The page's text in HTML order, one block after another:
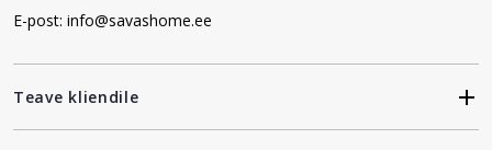
E-post: info@savashome.ee
Teave kliendile